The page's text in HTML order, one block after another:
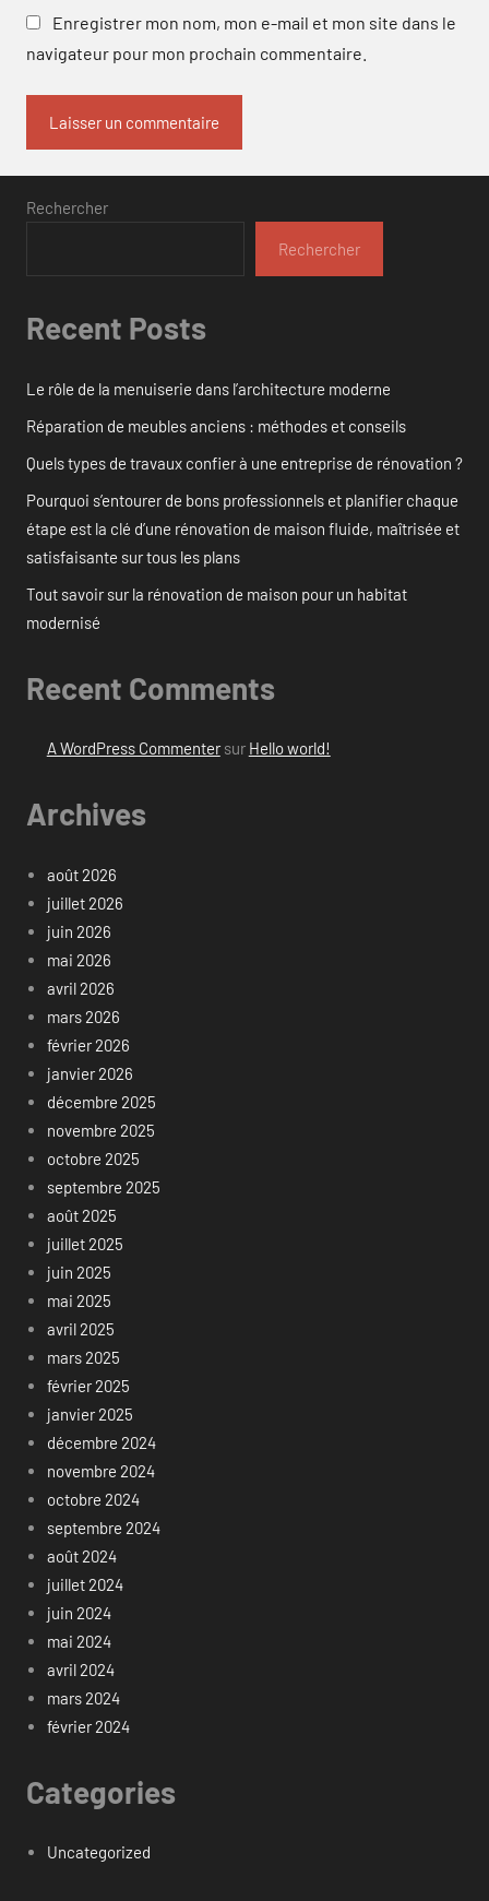
Enregistrer mon nom, mon e-mail et mon site dans le
navigateur pour mon prochain commentaire.
Rechercher
Rechercher
Recent Posts
Le rôle de la menuiserie dans l’architecture moderne
Réparation de meubles anciens : méthodes et conseils
Quels types de travaux confier à une entreprise de rénovation ?
Pourquoi s’entourer de bons professionnels et planifier chaque
étape est la clé d’une rénovation de maison fluide, maîtrisée et
satisfaisante sur tous les plans
Tout savoir sur la rénovation de maison pour un habitat
modernisé
Recent Comments
A WordPress Commentersur Hello world!
Archives
août 2026
juillet 2026
juin 2026
mai 2026
avril 2026
mars 2026
février 2026
janvier 2026
décembre 2025
novembre 2025
octobre 2025
septembre 2025
août 2025
juillet 2025
juin 2025
mai 2025
avril 2025
mars 2025
février 2025
janvier 2025
décembre 2024
novembre 2024
octobre 2024
septembre 2024
août 2024
juillet 2024
juin 2024
mai 2024
avril 2024
mars 2024
février 2024
Categories
Uncategorized